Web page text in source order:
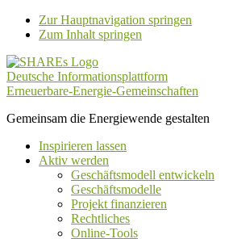
Zur Hauptnavigation springen
Zum Inhalt springen
Deutsche Informationsplattform
Erneuerbare-Energie-Gemeinschaften
Gemeinsam die Energiewende gestalten
Inspirieren lassen
Aktiv werden
Geschäftsmodell entwickeln
Geschäftsmodelle
Projekt finanzieren
Rechtliches
Online-Tools